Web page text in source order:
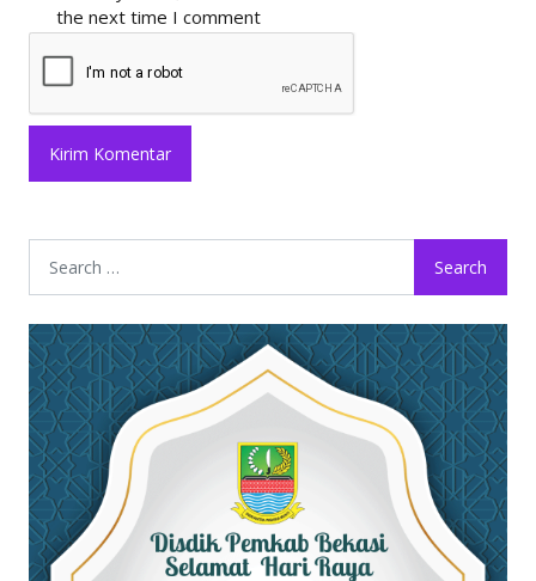
the next time I comment